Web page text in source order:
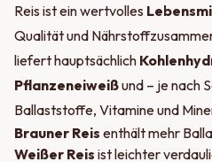
Reis ist ein wertvolles
Qualität und
liefert hauptsächlich
Pflanzeneiweißund – je nach
Ballaststoffe, Vitamine und
Brauner Reis enthält mehr
Weißer Reis ist leichter